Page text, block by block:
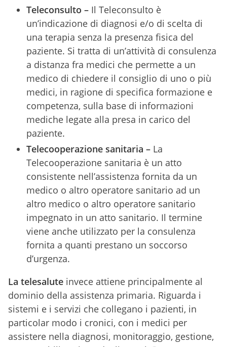
Teleconsulto – Il Teleconsulto è
un’indicazione di diagnosi e/o di scelta di
una terapia senza la presenza fisica del
paziente. Si tratta di un’attività di consulenza
a distanza fra medici che permette a un
medico di chiedere il consiglio di uno o più
medici, in ragione di specifica formazione e
competenza, sulla base di informazioni
mediche legate alla presa in carico del
paziente.
Telecooperazione sanitaria – La
Telecooperazione sanitaria è un atto
consistente nell’assistenza fornita da un
medico o altro operatore sanitario ad un
altro medico o altro operatore sanitario
impegnato in un atto sanitario. Il termine
viene anche utilizzato per la consulenza
fornita a quanti prestano un soccorso
d’urgenza.
La telesalute invece attiene principalmente al
dominio della assistenza primaria. Riguarda i
sistemi e i servizi che collegano i pazienti, in
particolar modo i cronici, con i medici per
assistere nella diagnosi, monitoraggio, gestione,